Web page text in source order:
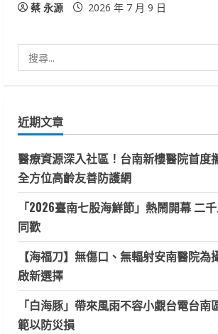
蔡 永源 2026 年 7 月 9 日
尋
字:
近期文章
醫療資源深入社區！台南新樓醫院首度
全方位高齡友善防護網
「2026臺南七股海鮮節」熱鬧開幕 二
同歡
【海福刀】無傷口、無輻射安南醫院為
啟新選擇
「白海豚」帶來風雨不容小覷台電台南
範以防災損